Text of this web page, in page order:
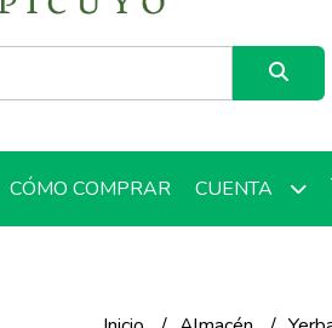
CÓMO COMPRAR CUENTA